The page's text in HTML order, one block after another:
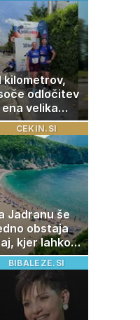
kilometrov,
odločitev
velika
živeti na
s
CEKIN.SI
Jadranu še
obstaja
kjer lahko
že od
evrov, kosilo
pet evrov
BIBALEZE.SI